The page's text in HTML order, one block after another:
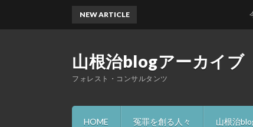
山根治blogアーカイブ
フォレスト・コンサルタンツ
HOME 冤罪を創る人々 山根治
NEW ARTICLE 今、